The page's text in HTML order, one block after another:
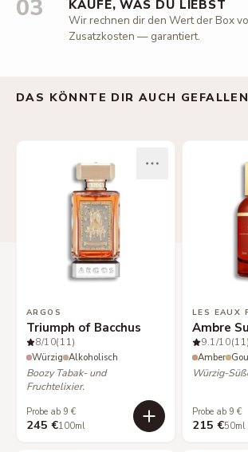
03 KAUFE, WAS DU LIEBST
Wir rechnen dir den Wert der Box
Zusatzkosten — garantiert.
DAS KÖNNTE DIR AUCH GEFALLEN
ARGOS
Triumph of Bacchus
8/10(11)
Würzig Alkoholisch
Boozy Tabak- und
Fruchtelixier.
Probe ab 9 €
245 €100ml
LES EAUX
Ambre
9.1/10(11)
Amber
Würzig-
Probe ab 9 €
215 €50ml